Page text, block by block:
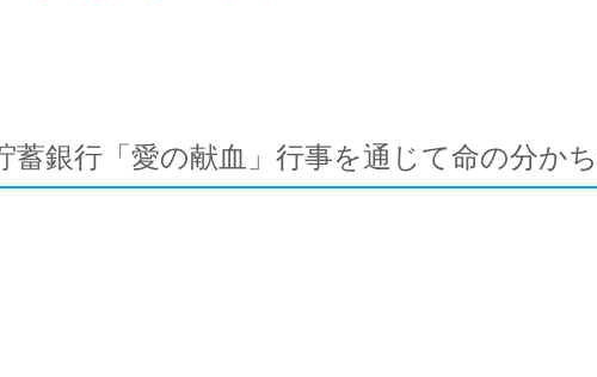
蓄銀行「愛の献血」行事を通じて命の分か